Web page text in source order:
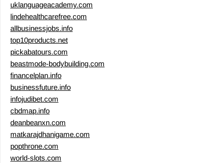
uklanguageacademy.com
lindehealthcarefree.com
allbusinessjobs.info
top10products.net
pickabatours.com
beastmode-bodybuilding.com
financelplan.info
businessfuture.info
infojudibet.com
cbdmap.info
deanbeanxn.com
matkarajdhanigame.com
popthrone.com
world-slots.com